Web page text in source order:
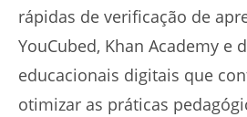
rápidas de verificação de
YouCubed, Khan Academy e
educacionais digitais que
otimizar as práticas